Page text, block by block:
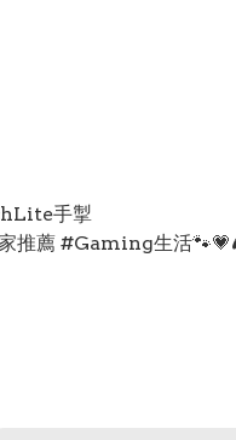
手掣
推薦 #Gaming生活